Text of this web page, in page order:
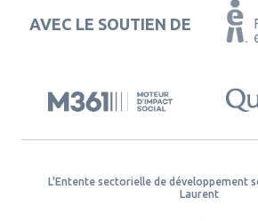
AVEC LE SOUTIEN DE
L'Entente sectorielle de développement
Laurent